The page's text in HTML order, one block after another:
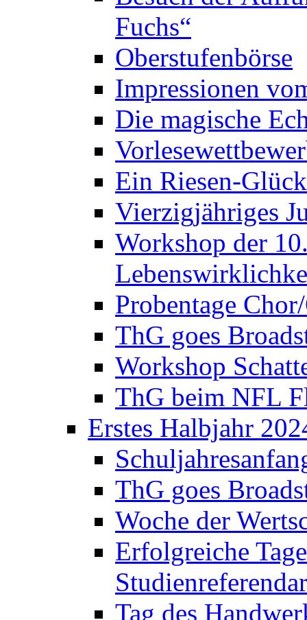
Fuchs“
Oberstufenbörse
Impressionen
Die magische
Ein Riesen-
Vierzigjähriges
Workshop der
Probentage
ThG goes
Workshop
ThG beim NFL
Erstes Halbjahr
ThG goes
Woche der
Erfolgreiche
Tag des